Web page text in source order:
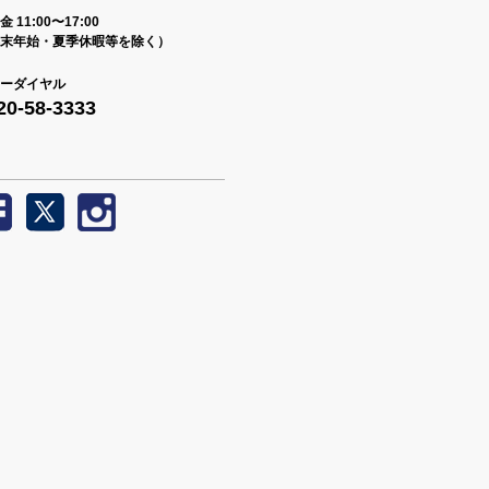
11:00〜17:00
末年始・夏季休暇等を除く）
ダイヤル
58-3333